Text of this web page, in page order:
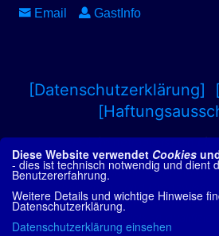
Diese Website verwendet Cookies
- dies ist technisch notwendig und dient
Benutzererfahrung.
Weitere Details und wichtige Hinweise
Datenschutzerklärung.
Datenschutzerklärung einsehen
Email
GastInfo
[Datenschutzerklärung]
CROPfm netradio ist ein
Interviews aus den
Bewusstseinsforschung,
Technologien u.v.a.m. Als
verdiene ich an